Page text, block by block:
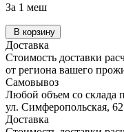
За 1 меш
В корзину
Доставка
Стоимость доставки
от региона вашего
Самовывоз
Любой объем со склада
ул. Симферопольская, 62
Доставка